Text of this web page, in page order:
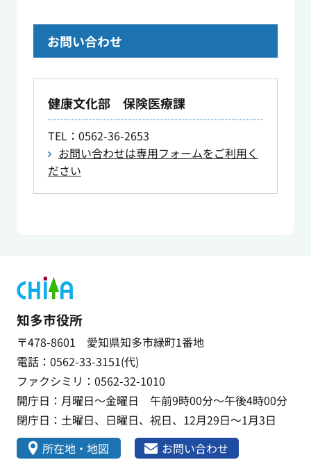
お問い合わせ
健康文化部 保険医療課
TEL：0562-36-2653
お問い合わせは専用フォームをご利用く
ださい
知多市役所
〒478-8601 愛知県知多市緑町1番地
電話：0562-33-3151(代)
ファクシミリ：0562-32-1010
開庁日：月曜日～金曜日 午前9時00分～午後4時00分
閉庁日：土曜日、日曜日、祝日、12月29日～1月3日
所在地・地図
お問い合わせ